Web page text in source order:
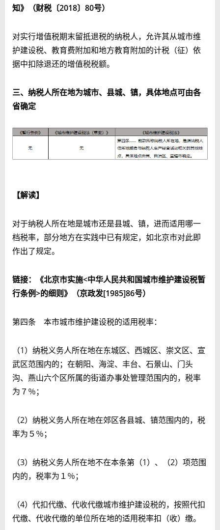
知》（财税〔2018〕80号）
对实行增值税期末留抵退税的纳税人，允许其从城市维
护建设税、教育费附加和地方教育附加的计税（征）依
据中扣除退还的增值税税额。
三、纳税人所在地为城市、县城、镇，具体地点可由各
省确定
【解读】
对于纳税人所在地是城市还是县城、镇，进而适用哪一
档税率，部分地方在实践中已有规定，如北京市对此即
作出了规定。
链接：《北京市实施<中华人民共和国城市维护建设税暂
行条例>的细则》（京政发[1985]86号）
第四条 本市城市维护建设税的适用税率：
（1）纳税义务人所在地在东城区、西城区、崇文区、宣
武区范围内的；在朝阳、海淀、丰台、石景山、门头
沟、燕山六个区所属的街道办事处管理范围内的，税率
为７％；
（2）纳税义务人所在地在郊区各县城、镇范围内的，税
率为５％；
（3）纳税义务人所在地不在本条第（1）、（2）项范围
内的，税率为１％；
（4）代扣代缴、代收代缴城市维护建设税的，按照代扣
代缴、代收代缴的单位所在地的适用税率扣（收）缴。